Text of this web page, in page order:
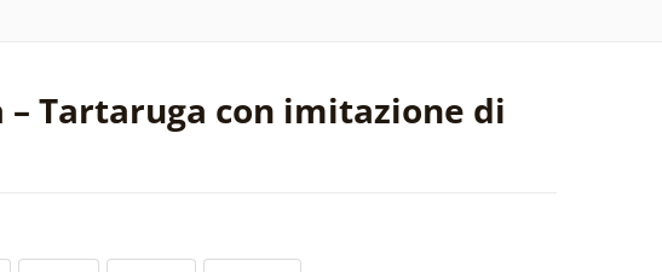
– Tartaruga con imitazione di